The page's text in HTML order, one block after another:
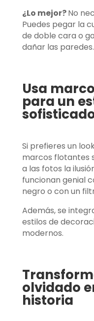
¿Lo mejor?No
Puedes pegar la
de doble cara o
dañar las paredes.
Usa
para un
Si prefieres un
marcos flotantes
a las fotos la
funcionan genial
negro o con un
Además, se
estilos de
modernos.
olvidado
historia